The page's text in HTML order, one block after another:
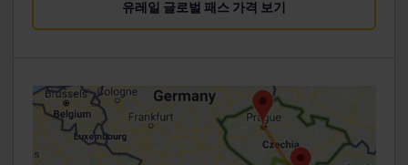
유레일 글로벌 패스 가격 보기